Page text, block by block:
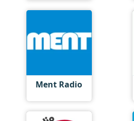
Ment Radio